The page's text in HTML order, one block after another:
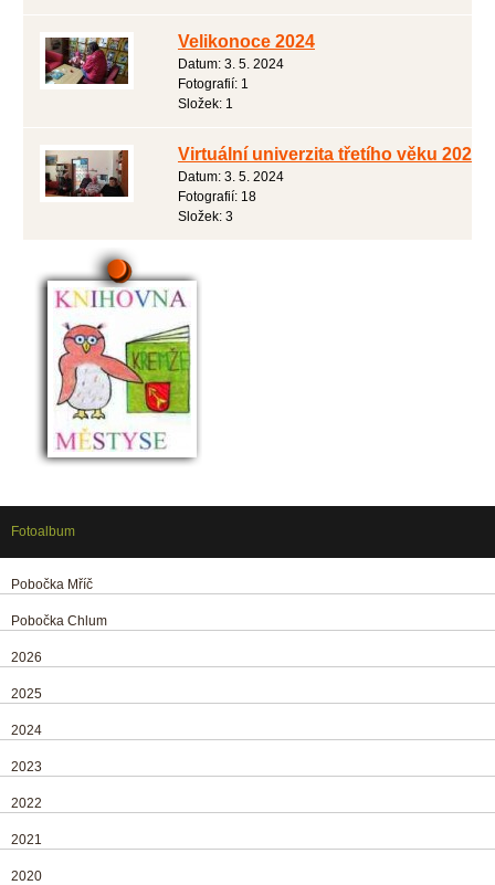
Velikonoce 2024
Datum: 3. 5. 2024
Fotografií: 1
Složek: 1
Virtuální univerzita třetího věku 2024
Datum: 3. 5. 2024
Fotografií: 18
Složek: 3
Fotoalbum
Pobočka Mříč
Pobočka Chlum
2026
2025
2024
2023
2022
2021
2020